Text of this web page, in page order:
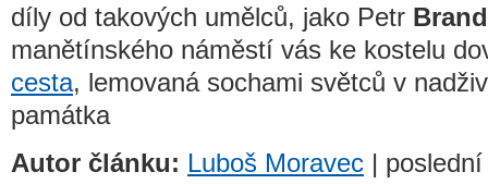
díly od takových umělců, jako Petr
manětínského náměstí vás ke kostelu
cesta, lemovaná sochami světců v
památka
Autor článku: Luboš Moravec |